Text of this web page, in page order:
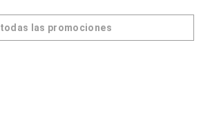
las promociones